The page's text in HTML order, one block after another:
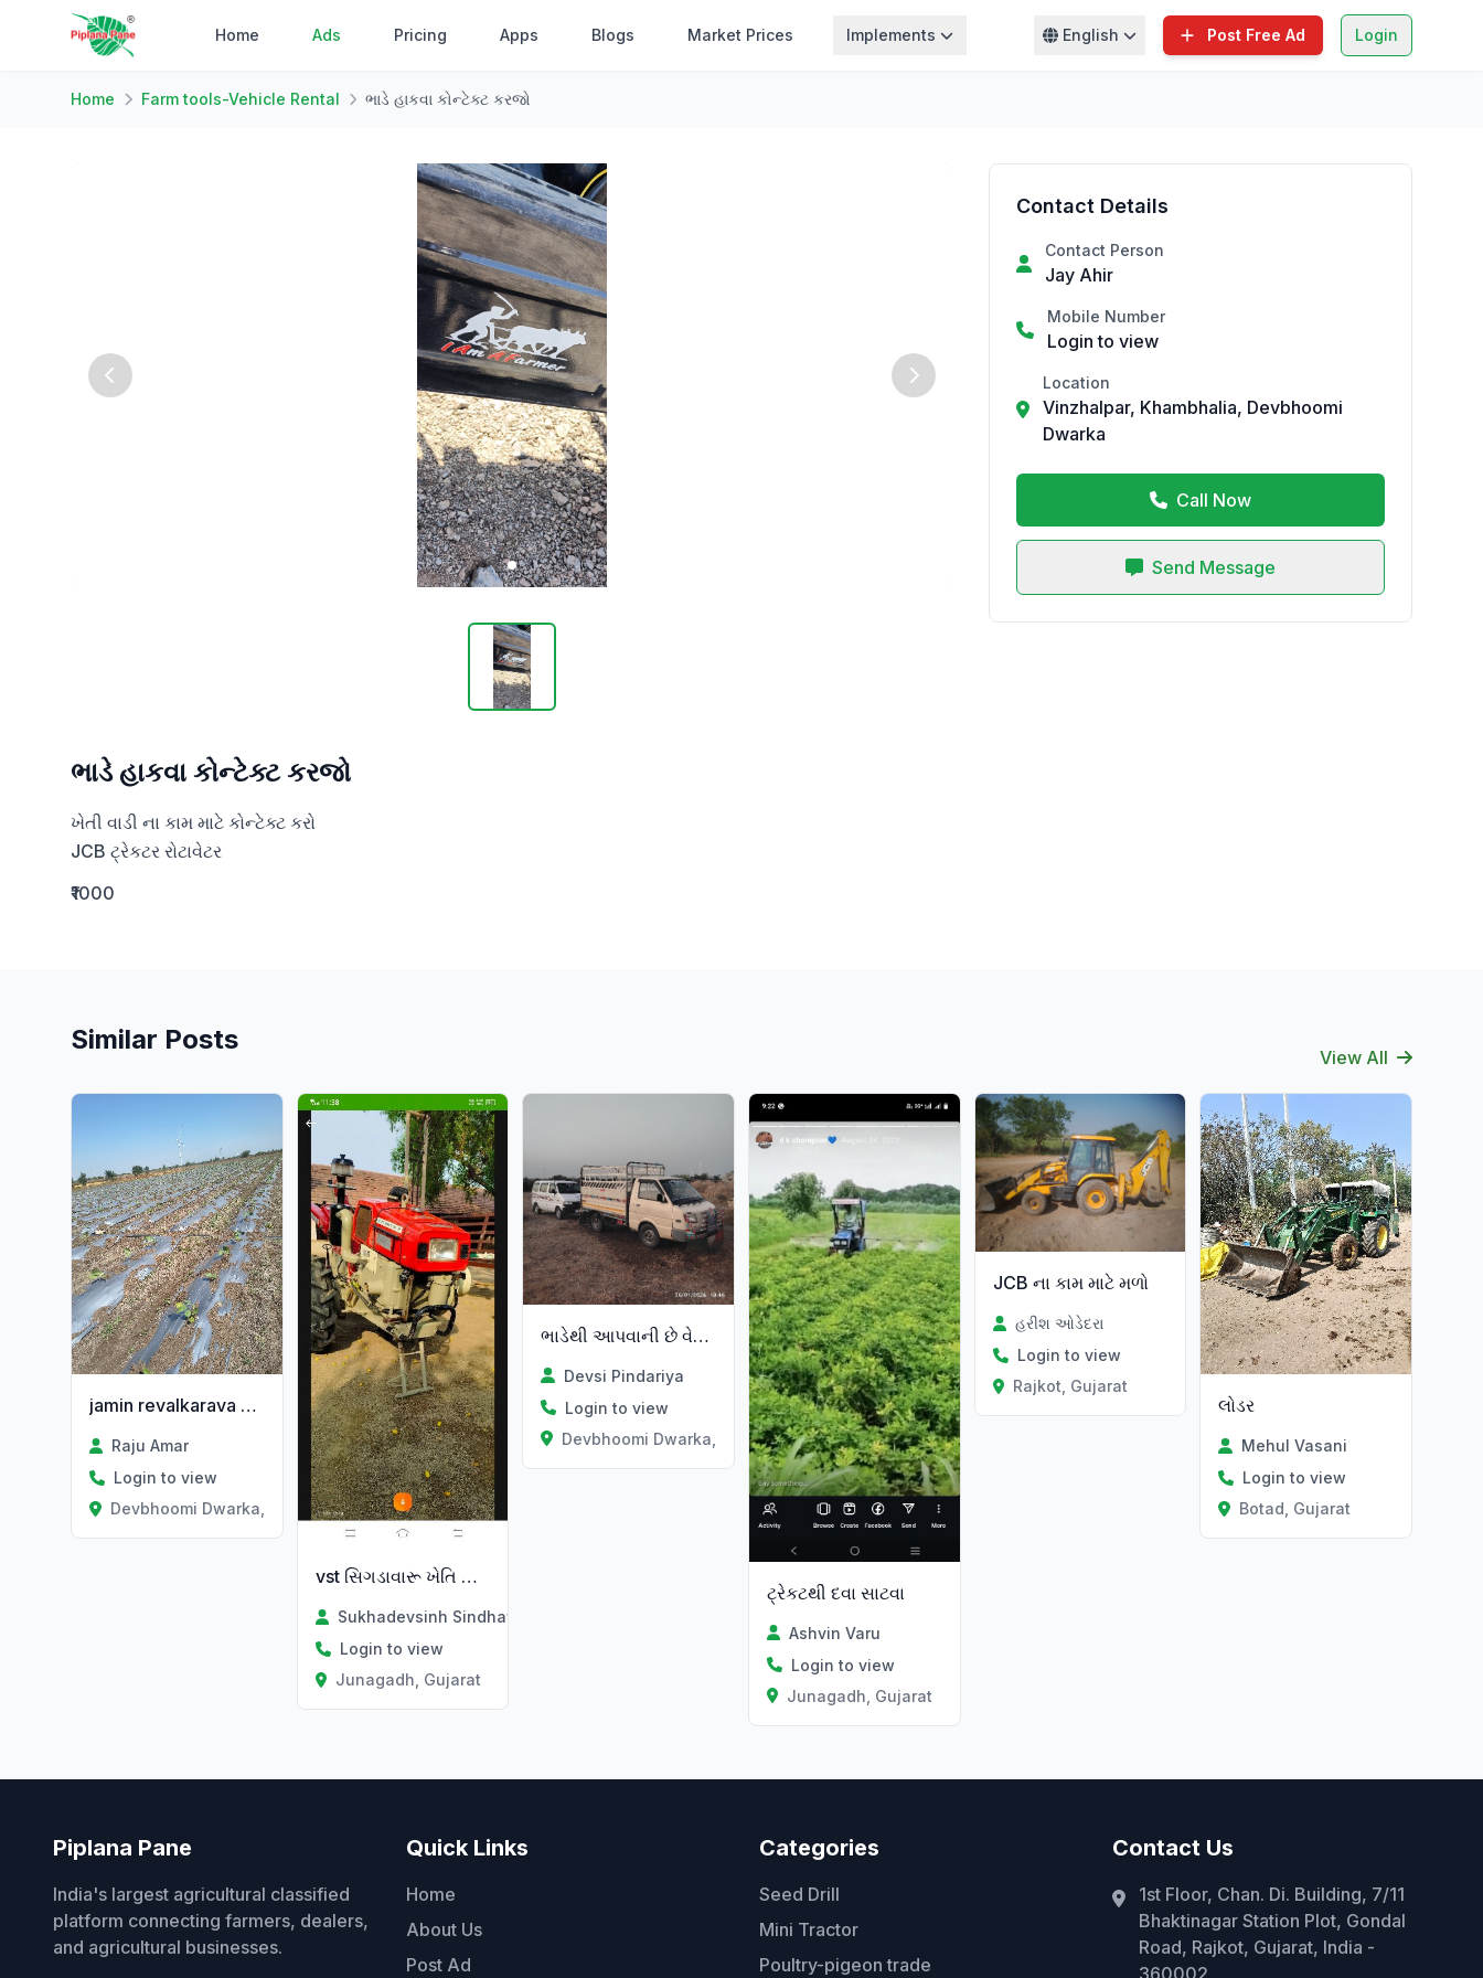
Home Ads Pricing Apps Blogs Market Prices Implements English Post Free Ad Login
Home Farm tools-Vehicle Rental ભાડે હાકવા કોન્ટેક્ટ કરજો
ભાડે હાકવા કોન્ટેક્ટ કરજો
ખેતી વાડી ના કામ માટે કોન્ટેક્ટ કરો
JCB ટ્રેકટર રોટાવેટર
₹1000
Contact Details
Contact Person
Jay Ahir
Mobile Number
Login to view
Location
Vinzhalpar, Khambhalia, Devbhoomi
Dwarka
Call Now
Send Message
Similar Posts
View All
jamin revalkarava mate malo
Raju Amar
Login to view
Devbhoomi Dwarka, Gujarat
vst સિગડાવારૂ ખેતિ કામ ભાડે થી
Sukhadevsinh Sindhav
Login to view
Junagadh, Gujarat
ભાડેથી આપવાની છે વેચવાની પણ છે
Devsi Pindariya
Login to view
Devbhoomi Dwarka, Gujarat
ટ્રેકટથી દવા સાટવા
Ashvin Varu
Login to view
Junagadh, Gujarat
JCB ના કામ માટે મળો
હરીશ ઓડેદરા
Login to view
Rajkot, Gujarat
લોડર
Mehul Vasani
Login to view
Botad, Gujarat
Piplana Pane
India's largest agricultural classified
platform connecting farmers, dealers,
and agricultural businesses.
Quick Links
Home
About Us
Post Ad
Categories
Seed Drill
Mini Tractor
Poultry-pigeon trade
Contact Us
1st Floor, Chan. Di. Building, 7/11
Bhaktinagar Station Plot, Gondal
Road, Rajkot, Gujarat, India -
360002